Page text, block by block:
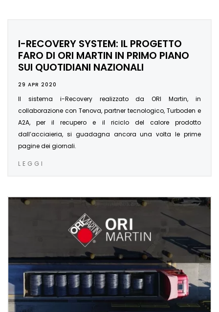
I-RECOVERY SYSTEM: IL PROGETTO
FARO DI ORI MARTIN IN PRIMO PIANO
SUI QUOTIDIANI NAZIONALI
29 APR 2020
Il sistema i-Recovery realizzato da ORI Martin, in
collaborazione con Tenova, partner tecnologico, Turboden e
A2A, per il recupero e il riciclo del calore prodotto
dall’acciaieria, si guadagna ancora una volta le prime
pagine dei giornali.
LEGGI